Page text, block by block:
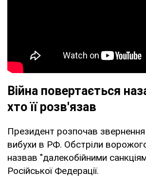
Війна повертається
хто її розв'язав
Президент розпочав звернення
вибухи в РФ. Обстріли
назвав "далекобійними
Російської Федерації.